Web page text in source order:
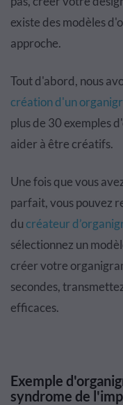
existe des modèles
approche.
Tout d'abord, nous
création d'un
plus de 30 exemples
aider à être créatifs.
Une fois que vous
parfait, vous pouvez
ducréateur
sélectionnez un
créer votre
secondes,
efficaces.
Exemple
syndrome de